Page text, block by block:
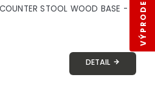
STOOL WOOD BASE -
DETAIL